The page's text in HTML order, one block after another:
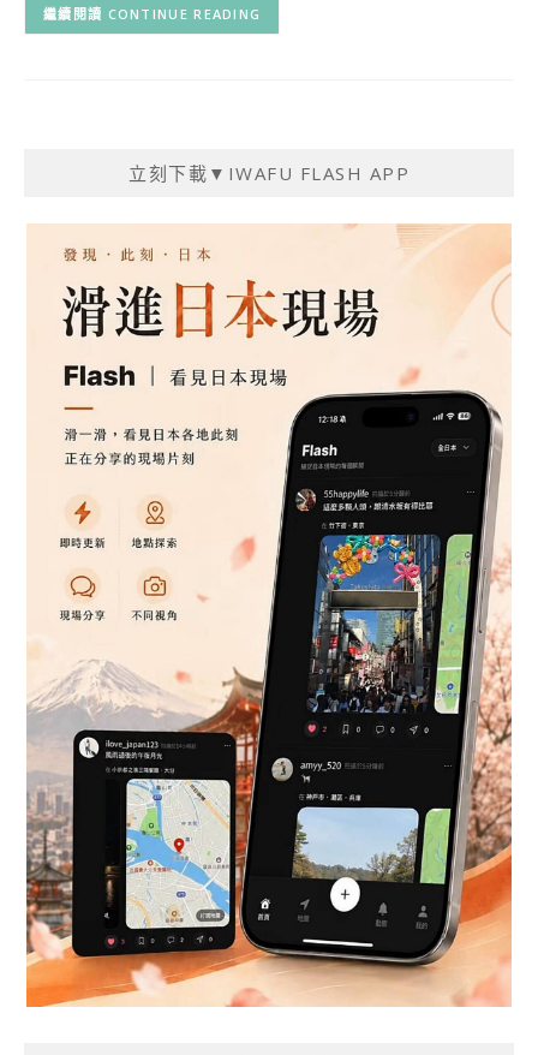
CONTINUE READING
立刻下載▼IWAFU FLASH APP